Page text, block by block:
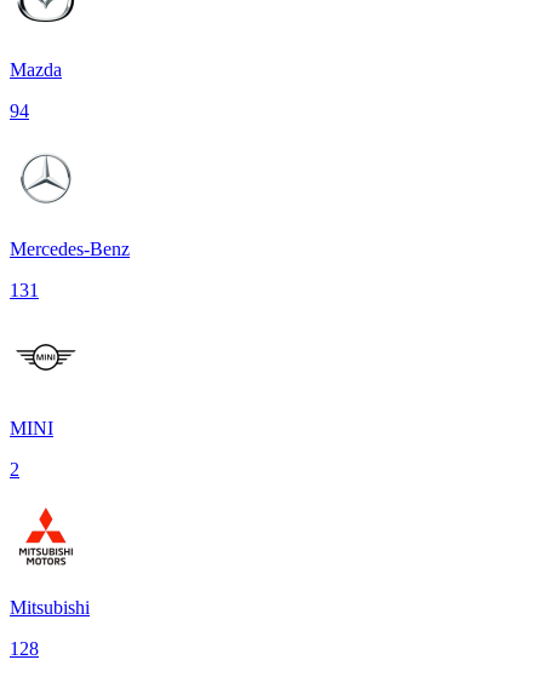
Mazda
94
Mercedes-Benz
131
MINI
2
Mitsubishi
128